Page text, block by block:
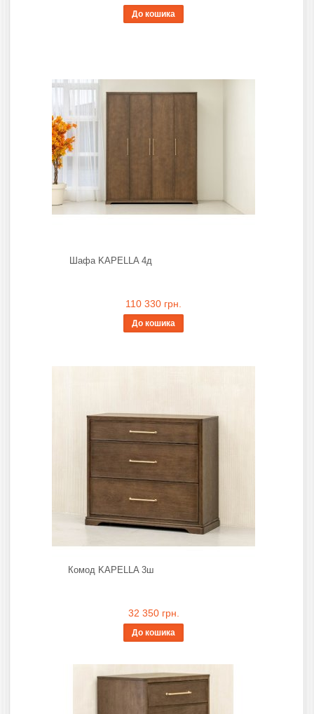
До кошика
Шафа KAPELLA 4д
110 330 грн.
До кошика
Комод KAPELLA 3ш
32 350 грн.
До кошика